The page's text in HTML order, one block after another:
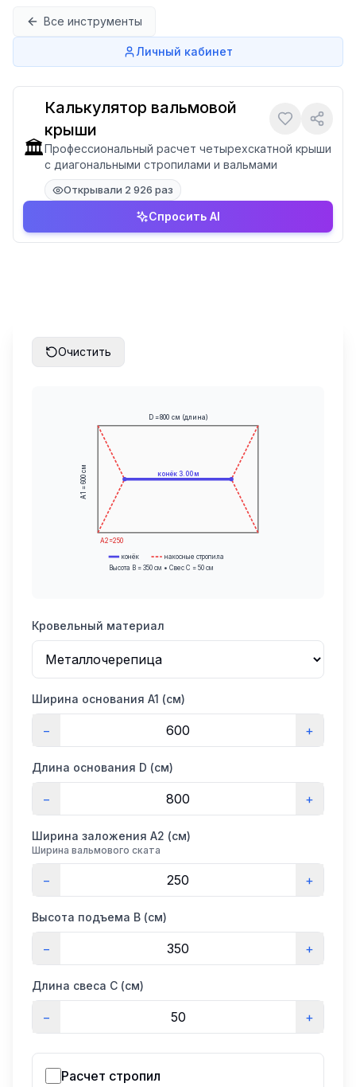
Все инструменты
Личный кабинет
🏛️
Калькулятор вальмовой
крыши
Профессиональный расчет четырехскатной крыши
с диагональными стропилами и вальмами
Открывали 2 926 раз
Спросить AI
Очистить
D =800 см (длина)
A1 =
600
см конёк3.00м
A2=250
конёк накосные стропила
Высота B =350см • Свес C =50см
Кровельный материал
Ширина основания A1 (см)
− +
Длина основания D (см)
− +
Ширина заложения A2 (см)
Ширина вальмового ската
− +
Высота подъема B (см)
− +
Длина свеса C (см)
− +
Расчет стропил